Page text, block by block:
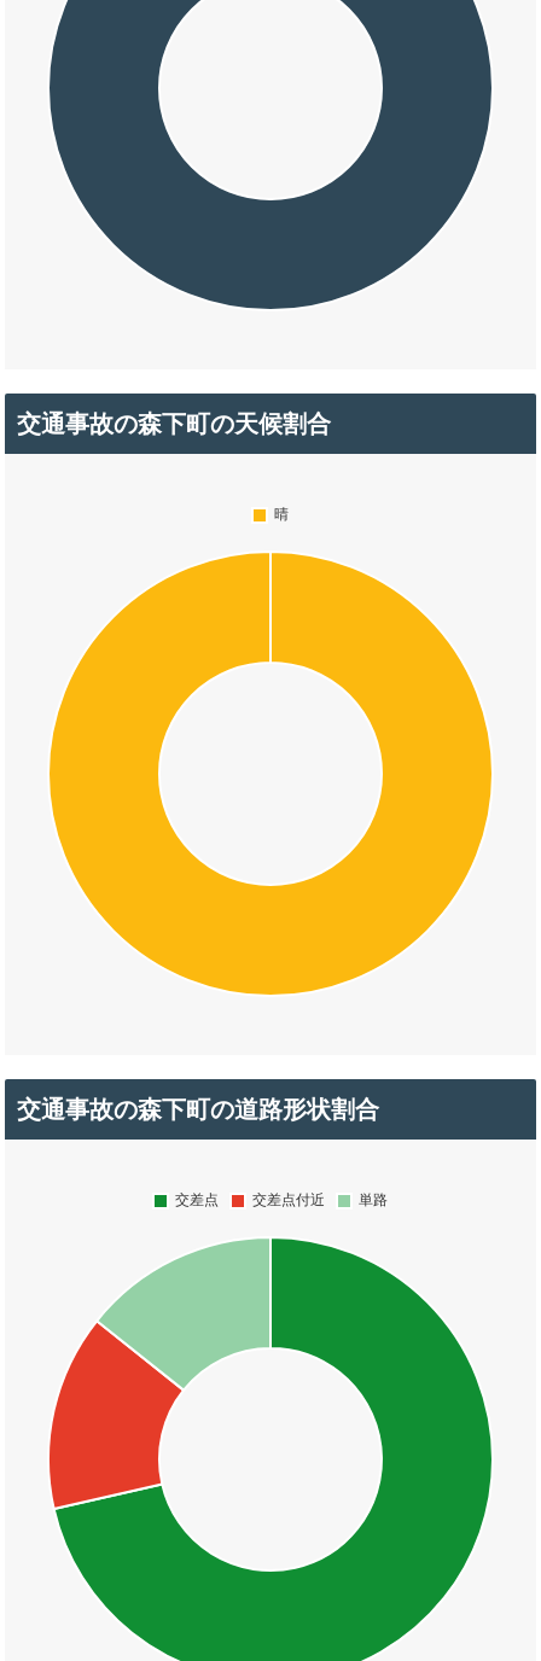
交通事故の森下町の天候割合
交通事故の森下町の道路形状割合